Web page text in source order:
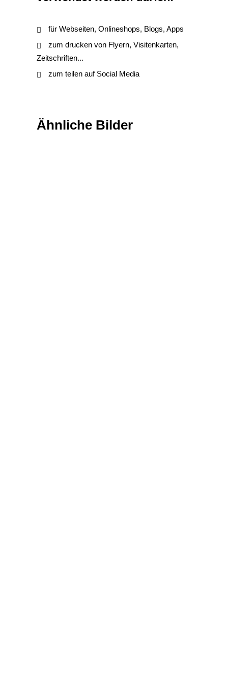
für Webseiten, Onlineshops, Blogs, Apps
zum drucken von Flyern, Visitenkarten,
Zeitschriften...
zum teilen auf Social Media
Ähnliche Bilder